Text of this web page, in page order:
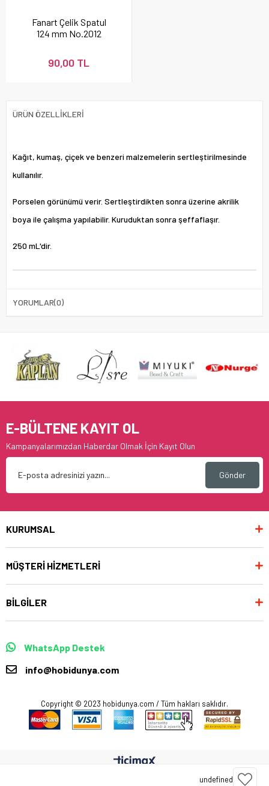
undefined
Fanart Çelik Spatul
124 mm No.2012
90,00 TL
ÜRÜN ÖZELLIKLERI
Kağıt, kumaş, çiçek ve benzeri malzemelerin sertleştirilmesinde
kullanılır.
Porselen görünümü verir. Sertleştirdikten sonra üzerine akrilik
boya ile çalışma yapılabilir. Kuruduktan sonra şeffaflaşır.
250 mL'dir.
YORUMLAR(0)
E-BÜLTENE KAYIT OL
Kampanyalarımızdan Haberdar Olmak İçin Kayıt Olun
Gönder
KURUMSAL
MÜŞTERİ HİZMETLERİ
BİLGİLER
WhatsApp Destek
info@hobidunya.com
Copyright © 2023 hobidunya.com / Tüm hakları saklıdır.